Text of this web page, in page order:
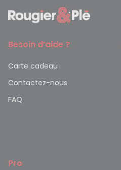
Besoin d’aide ?
Carte cadeau
Contactez-nous
FAQ
Pro